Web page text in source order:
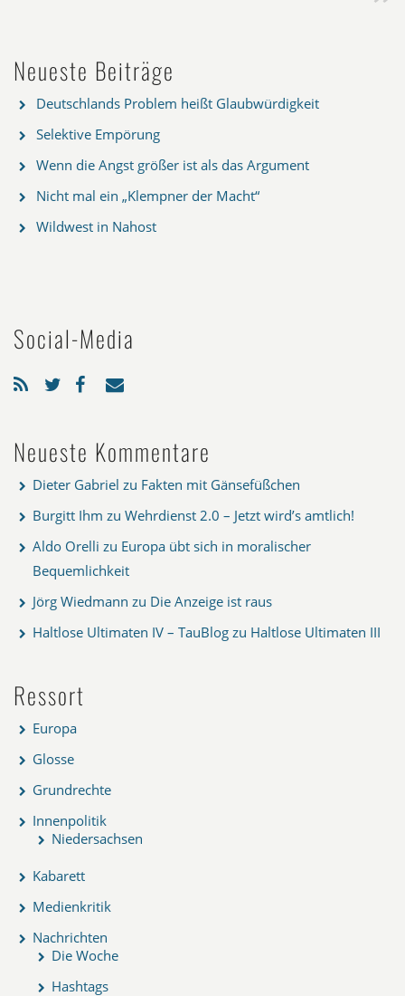
Neueste Beiträge
Deutschlands Problem heißt Glaubwürdigkeit
Selektive Empörung
Wenn die Angst größer ist als das Argument
Nicht mal ein „Klempner der Macht“
Wildwest in Nahost
Social-Media
Neueste Kommentare
Dieter Gabriel zu Fakten mit Gänsefüßchen
Burgitt Ihm zu Wehrdienst 2.0 – Jetzt wird’s amtlich!
Aldo Orelli zu Europa übt sich in moralischer
Bequemlichkeit
Jörg Wiedmann zu Die Anzeige ist raus
Haltlose Ultimaten IV – TauBlog zu Haltlose Ultimaten III
Ressort
Europa
Glosse
Grundrechte
Innenpolitik
Niedersachsen
Kabarett
Medienkritik
Nachrichten
Die Woche
Hashtags